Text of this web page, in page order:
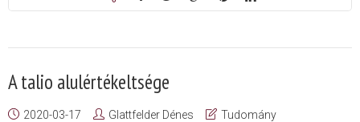
A talio alulértékeltsége
2020-03-17 Glattfelder Dénes
Tudomány